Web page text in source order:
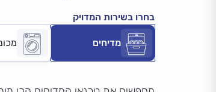
בחרו בשירות המדויק
מדיחים